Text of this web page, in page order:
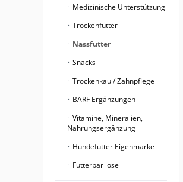
Medizinische Unterstützung
Trockenfutter
Nassfutter
Snacks
Trockenkau / Zahnpflege
BARF Ergänzungen
Vitamine, Mineralien,
Nahrungsergänzung
Hundefutter Eigenmarke
Futterbar lose